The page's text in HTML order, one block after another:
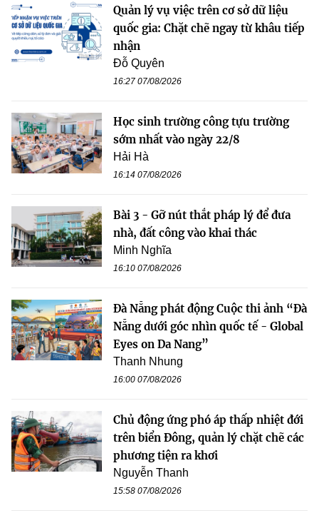
Quản lý vụ việc trên cơ sở dữ liệu
quốc gia: Chặt chẽ ngay từ khâu tiếp
nhận
Đỗ Quyên
16:27 07/08/2026
Học sinh trường công tựu trường
sớm nhất vào ngày 22/8
Hải Hà
16:14 07/08/2026
Bài 3 - Gỡ nút thắt pháp lý để đưa
nhà, đất công vào khai thác
Minh Nghĩa
16:10 07/08/2026
Đà Nẵng phát động Cuộc thi ảnh “Đà
Nẵng dưới góc nhìn quốc tế - Global
Eyes on Da Nang”
Thanh Nhung
16:00 07/08/2026
Chủ động ứng phó áp thấp nhiệt đới
trên biển Đông, quản lý chặt chẽ các
phương tiện ra khơi
Nguyễn Thanh
15:58 07/08/2026